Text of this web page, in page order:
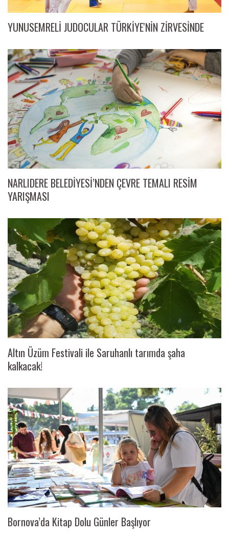
YUNUSEMRELİ JUDOCULAR TÜRKİYE'NİN ZİRVESİNDE
NARLIDERE BELEDİYESİ’NDEN ÇEVRE TEMALI RESİM
YARIŞMASI
Altın Üzüm Festivali ile Saruhanlı tarımda şaha
kalkacak!
Bornova’da Kitap Dolu Günler Başlıyor